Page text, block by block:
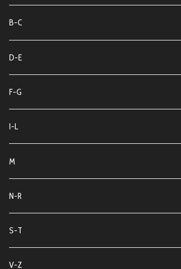
B-C
D-E
F-G
I-L
M
N-R
S-T
V-Z